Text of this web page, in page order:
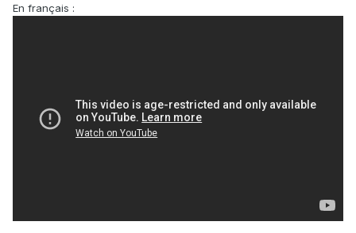
En français :